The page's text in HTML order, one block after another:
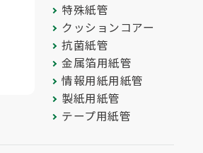
特殊紙管
クッションコアー
抗菌紙管
金属箔用紙管
情報用紙用紙管
製紙用紙管
テープ用紙管